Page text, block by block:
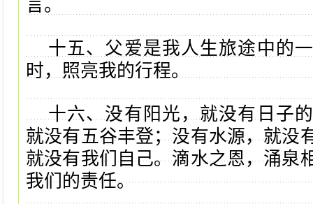
言。
十五、父爱是我人生旅途中的
时，照亮我的行程。
十六、没有阳光，就没有日子
就没有五谷丰登；没有水源，就没
就没有我们自己。滴水之恩，涌泉
我们的责任。